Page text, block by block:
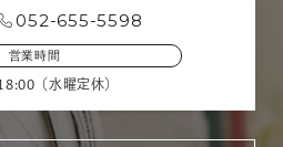
052-655-5598
営業時間
（水曜定休）